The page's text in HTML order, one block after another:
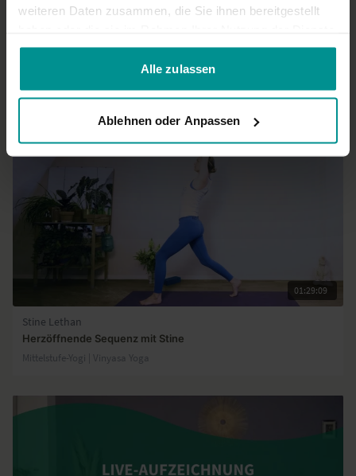
weiteren Daten zusammen, die Sie ihnen bereitgestellt
gesammelt haben.
Alle zulassen
Ablehnen oder Anpassen
Ähnliche Videos
01:29:09
Stine Lethan
Herzöffnende Sequenz mit Stine
Mittelstufe-Yogi | Vinyasa Yoga